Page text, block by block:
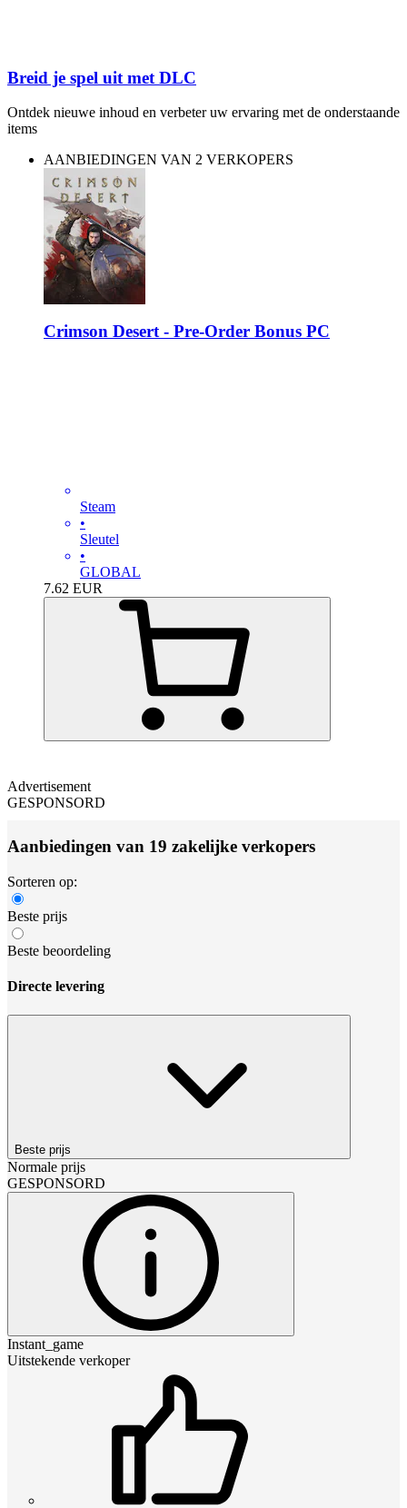
Breid je spel uit met DLC
Ontdek nieuwe inhoud en verbeter uw ervaring met de onderstaande
items
AANBIEDINGEN VAN 2 VERKOPERS
Crimson Desert - Pre-Order Bonus PC
Steam
•
Sleutel
•
GLOBAL
7.62 EUR
Advertisement
GESPONSORD
Aanbiedingen van 19 zakelijke verkopers
Sorteren op:
Beste prijs
Beste beoordeling
Directe levering
Beste prijs
Normale prijs
GESPONSORD
Instant_game
Uitstekende verkoper